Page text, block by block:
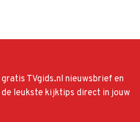
TVgids.nl nieuwsbrief en
leukste kijktips direct in jouw